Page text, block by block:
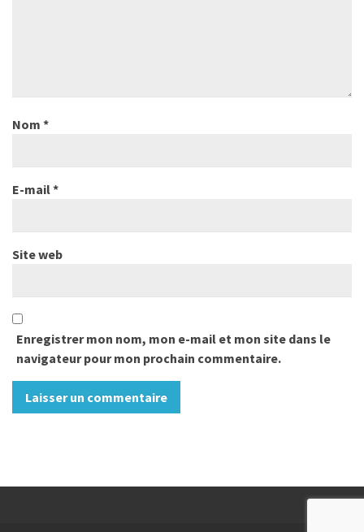
Nom *
E-mail*
Site web
Enregistrer mon nom, mon e-mail et mon site dans le
navigateur pour mon prochain commentaire.